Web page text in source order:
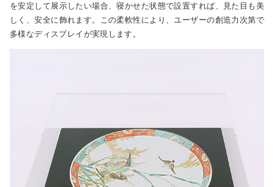
を安定して展示したい場合、寝かせた状態で設置すれば、見た目も美
しく、安全に飾れます。この柔軟性により、ユーザーの創造力次第で
多様なディスプレイが実現します。